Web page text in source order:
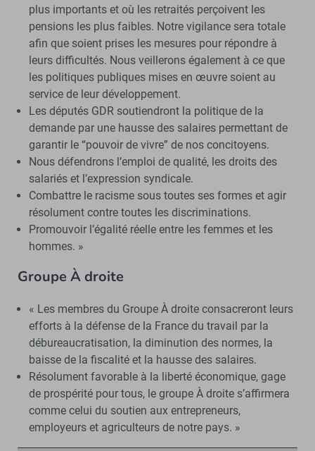
plus importants et où les retraités perçoivent les
pensions les plus faibles. Notre vigilance sera totale
afin que soient prises les mesures pour répondre à
leurs difficultés. Nous veillerons également à ce que
les politiques publiques mises en œuvre soient au
service de leur développement.
Les députés GDR soutiendront la politique de la
demande par une hausse des salaires permettant de
garantir le “pouvoir de vivre” de nos concitoyens.
Nous défendrons l’emploi de qualité, les droits des
salariés et l’expression syndicale.
Combattre le racisme sous toutes ses formes et agir
résolument contre toutes les discriminations.
Promouvoir l’égalité réelle entre les femmes et les
hommes. »
Groupe À droite
« Les membres du Groupe À droite consacreront leurs
efforts à la défense de la France du travail par la
débureaucratisation, la diminution des normes, la
baisse de la fiscalité et la hausse des salaires.
Résolument favorable à la liberté économique, gage
de prospérité pour tous, le groupe À droite s’affirmera
comme celui du soutien aux entrepreneurs,
employeurs et agriculteurs de notre pays. »